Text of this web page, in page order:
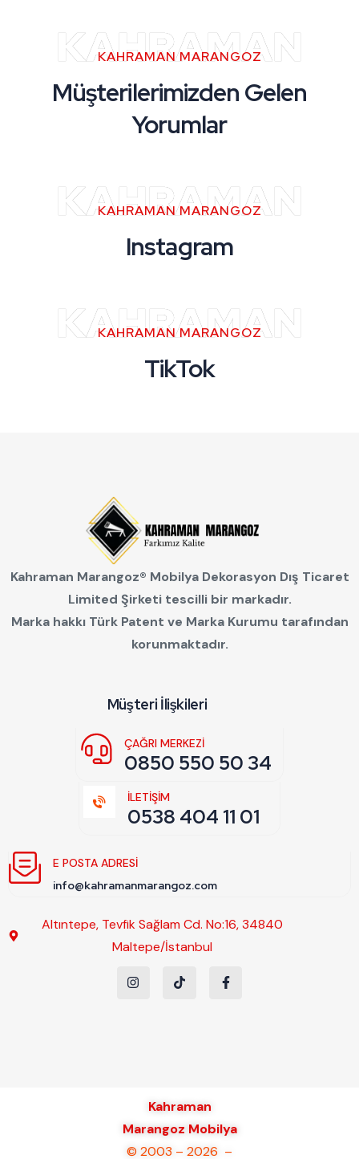
KAHRAMAN MARANGOZ
Müşterilerimizden Gelen
Yorumlar
KAHRAMAN
KAHRAMAN MARANGOZ
Instagram
KAHRAMAN
KAHRAMAN MARANGOZ
TikTok
KAHRAMAN
Kahraman Marangoz® Mobilya Dekorasyon Dış Ticaret
Limited Şirketitescilli bir markadır.
Marka hakkı Türk Patent ve Marka Kurumu tarafından
korunmaktadır.
Müşteri İlişkileri
ÇAĞRI MERKEZI
0850 550 50 34
İLETİŞİM
0538 404 11 01
E POSTA ADRESI
info@kahramanmarangoz.com
Altıntepe, Tevfik Sağlam Cd. No:16, 34840
Maltepe/İstanbul
Kahraman
Marangoz Mobilya
© 2003 – 2026 –